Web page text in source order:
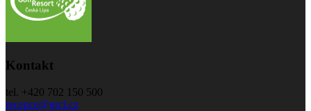
Kontakt
tel. +420 702 150 500
recepce@grcl.cz